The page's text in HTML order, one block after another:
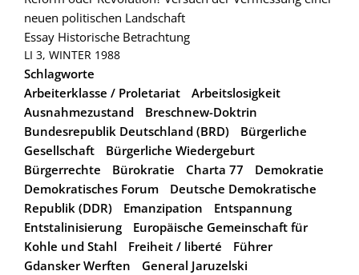
neuen politischen Landschaft
Essay Historische Betrachtung
LI 3, WINTER 1988
Schlagworte
Arbeiterklasse / Proletariat
Arbeitslosigkeit
Ausnahmezustand
Breschnew-Doktrin
Bundesrepublik Deutschland (BRD)
Bürgerliche
Gesellschaft
Bürgerliche Wiedergeburt
Bürgerrechte
Bürokratie Charta 77
Demokratie
Demokratisches Forum
Deutsche Demokratische
Republik (DDR)
Emanzipation
Entspannung
Entstalinisierung
Europäische Gemeinschaft für
Kohle und Stahl
Freiheit / liberté
Führer
Gdansker Werften
General Jaruzelski